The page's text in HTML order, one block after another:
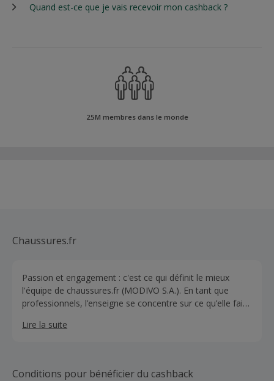
Quand est-ce que je vais recevoir mon cashback ?
25M membres dans le monde
Chaussures.fr
Passion et engagement : c'est ce qui définit le mieux
l'équipe de chaussures.fr (MODIVO S.A.). En tant que
professionnels, l’enseigne se concentre sur ce qu’elle fait
elle propose à la vente un large choix de produits
marques de luxe fréquents.
Lire la suite
Conditions pour bénéficier du cashback